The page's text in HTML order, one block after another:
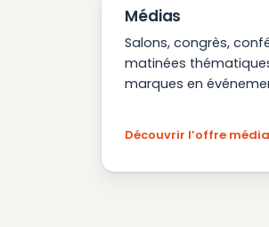
Médias
Salons, congrès,
matinées
marques en
Découvrir l’offre